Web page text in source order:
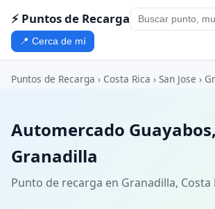
⚡ Puntos de Recarga
📍 Cerca de mí
Puntos de Recarga › Costa Rica › San Jose ›
Automercado Guayabos,
Granadilla
Punto de recarga en Granadilla, Costa